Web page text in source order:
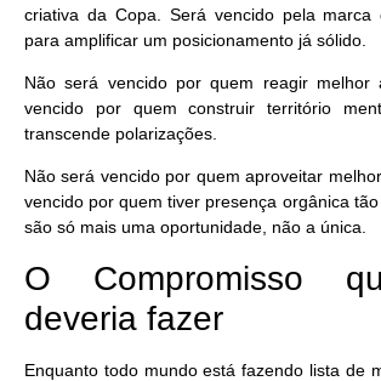
criativa da Copa. Será vencido pela
para amplificar um posicionamento já sólido.
Não será vencido por quem reagir melhor
vencido por quem construir território
transcende polarizações.
Não será vencido por quem aproveitar
vencido por quem tiver presença orgânica
são só mais uma oportunidade, não a única.
O Compromisso
deveria fazer
Enquanto todo mundo está fazendo lista de